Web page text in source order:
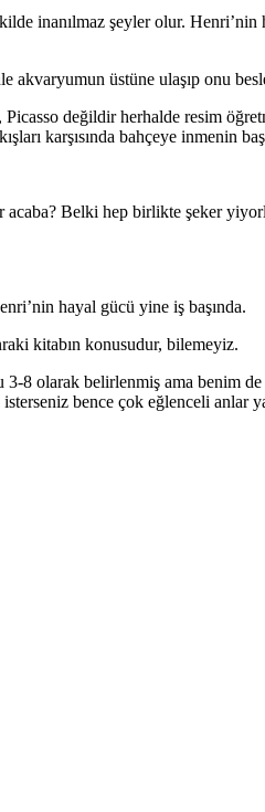
inanılmaz şeyler olur.
akvaryumun üstüne ulaşıp onu
değildir herhalde resim
karşısında bahçeye inmenin
Belki hep birlikte şeker
hayal gücü yine iş başında.
kitabın konusudur, bilemeyiz.
olarak belirlenmiş ama benim
bence çok eğlenceli anlar